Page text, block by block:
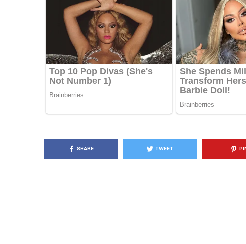
SHARE TWEET
Pse Nuk Duhet të
Letrën e Aluminit për
e Ushqimeve
AGROWEB 7 QERSHOR, 2025